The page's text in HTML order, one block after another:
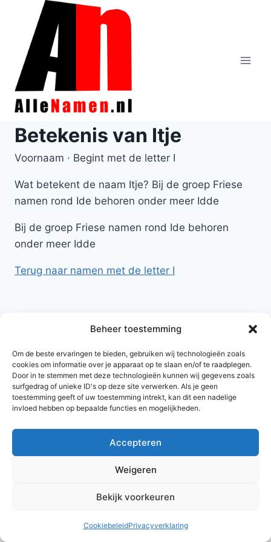
Beheer toestemming
Om de beste ervaringen te bieden, gebruiken wij technologieën zoals
cookies om informatie over je apparaat op te slaan en/of te raadplegen.
Door in te stemmen met deze technologieën kunnen wij gegevens zoals
surfgedrag of unieke ID's op deze site verwerken. Als je geen
toestemming geeft of uw toestemming intrekt, kan dit een nadelige
invloed hebben op bepaalde functies en mogelijkheden.
Accepteren
Weigeren
Bekijk voorkeuren
CookiebeleidPrivacyverklaring
Doorgaan
inhoud
Betekenis van Itje
Voornaam · Begint met de letter I
Wat betekent de naam Itje? Bij de groep Friese
namen rond Ide behoren onder meer Idde
Bij de groep Friese namen rond Ide behoren
onder meer Idde
Terug naar namen met de letter I
© 2026 AlleNamen.nl